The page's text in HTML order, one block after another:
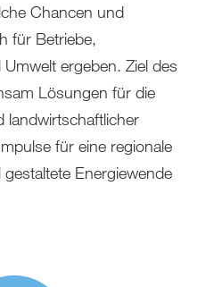
Chancen und
für Betriebe,
ergeben. Ziel des
Lösungen für die
landwirtschaftlicher
für eine regionale
Energiewende